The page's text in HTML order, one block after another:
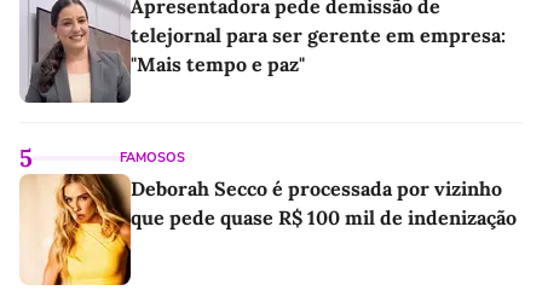
Apresentadora pede demissão de
telejornal para ser gerente em empresa:
"Mais tempo e paz"
5 FAMOSOS
Deborah Secco é processada por vizinho
que pede quase R$ 100 mil de indenização